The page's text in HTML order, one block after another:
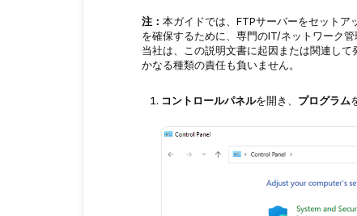
注： 本ガイドでは、FTPサーバーをセット
を確保するために、専門のIT/ネットワーク
当社は、この説明文書に起因または関連し
かなる種類の責任も負いません。
コントロールパネルを開き、 プログラム